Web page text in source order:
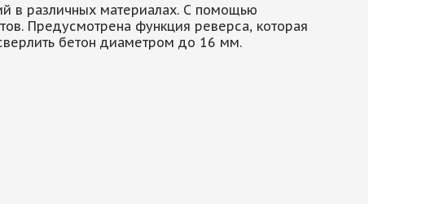
в различных материалах. С помощью
Предусмотрена функция реверса, которая
бетон диаметром до 16 мм.